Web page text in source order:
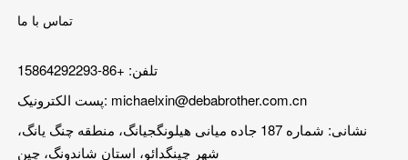
تماس با ما
تلفن: +86-15864292293
پست الکترونیک: michaelxin@debabrother.com.cn
نشانی: شماره 187 جاده میانی هیلونگجیانگ، منطقه چنگ یانگ،
شهر چینگدائو، استان شاندونگ، چین